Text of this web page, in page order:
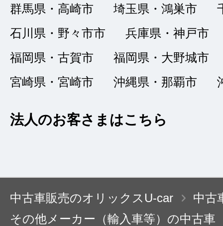
★★★★★
5
総合評価
ありがとう
販売店の評価
群馬県・高崎市
埼玉県・鴻巣市
石川県・野々市市
兵庫県・神戸市
福岡県・古賀市
福岡県・大野城市
宮崎県・宮崎市
沖縄県・那覇市
法人のお客さまはこちら
中古車販売のオリックスU-car
中古
その他メーカー（輸入車等）の中古車